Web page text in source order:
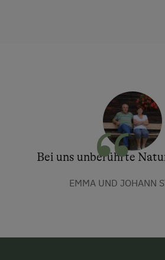
Bei uns unberührte
EMMA UND JOHANN